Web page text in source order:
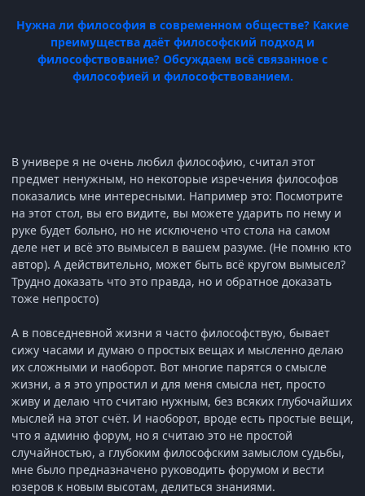
Нужна ли философия в современном обществе? Какие
преимущества даёт философский подход и
философствование? Обсуждаем всё связанное с
философией и философствованием.
В универе я не очень любил философию, считал этот
предмет ненужным, но некоторые изречения философов
показались мне интересными. Например это: Посмотрите
на этот стол, вы его видите, вы можете ударить по нему и
руке будет больно, но не исключено что стола на самом
деле нет и всё это вымысел в вашем разуме. (Не помню кто
автор). А действительно, может быть всё кругом вымысел?
Трудно доказать что это правда, но и обратное доказать
тоже непросто)
А в повседневной жизни я часто философствую, бывает
сижу часами и думаю о простых вещах и мысленно делаю
их сложными и наоборот. Вот многие парятся о смысле
жизни, а я это упростил и для меня смысла нет, просто
живу и делаю что считаю нужным, без всяких глубочайших
мыслей на этот счёт. И наоборот, вроде есть простые вещи,
что я админю форум, но я считаю это не простой
случайностью, а глубоким философским замыслом судьбы,
мне было предназначено руководить форумом и вести
юзеров к новым высотам, делиться знаниями.